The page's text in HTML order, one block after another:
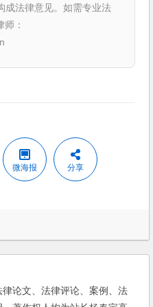
成法律意见。如需专业法
：
微海报 分享
律论文、法律评论、案例、法